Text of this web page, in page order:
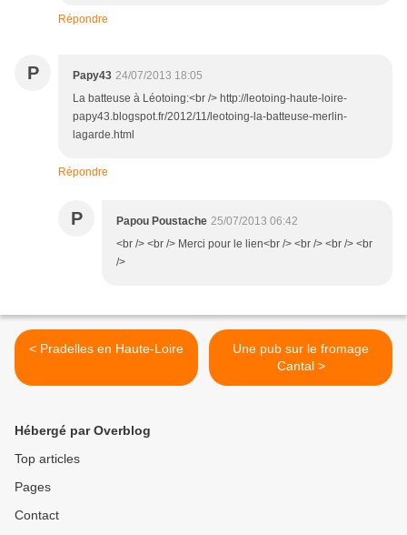
Répondre
P Papy43 24/07/2013 18:05
La batteuse à Léotoing:<br /> http://leotoing-haute-loire-
papy43.blogspot.fr/2012/11/leotoing-la-batteuse-merlin-
lagarde.html
Répondre
P Papou Poustache 25/07/2013 06:42
<br /> <br /> Merci pour le lien<br /> <br /> <br /> <br
/>
< Pradelles en Haute-Loire
Une pub sur le fromage
Cantal >
Hébergé par Overblog
Top articles
Pages
Contact